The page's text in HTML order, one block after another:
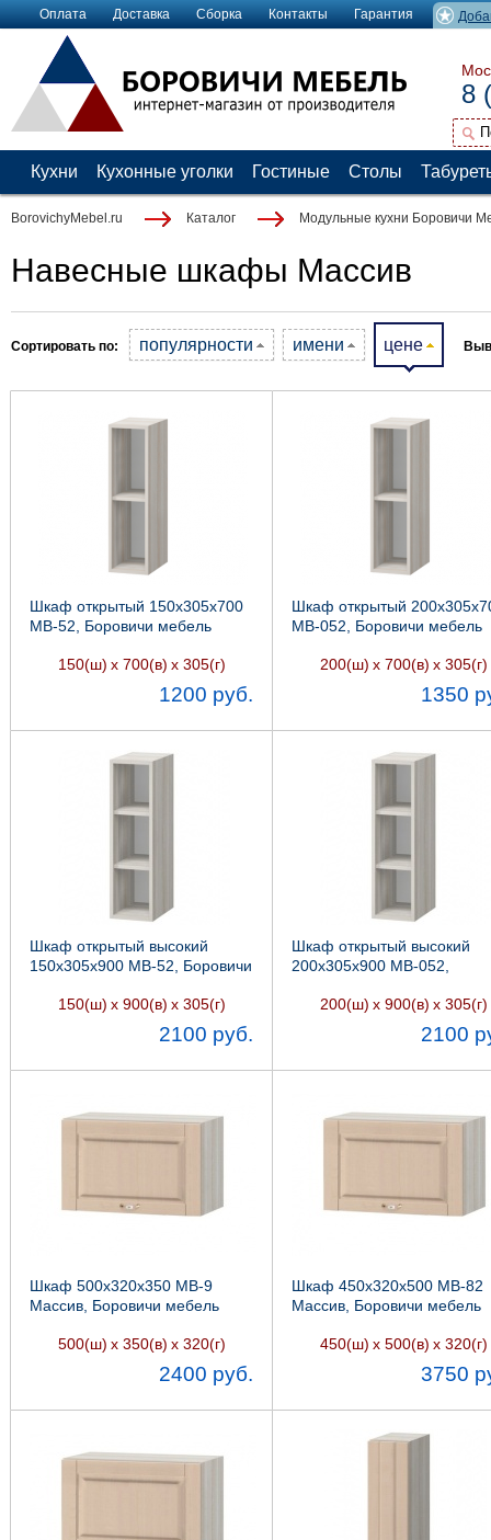
Оплата Доставка Сборка Контакты Гарантия
8
Кухни Кухонные уголки Гостиные Столы
BorovichyMebel.ru Каталог Модульные кухни Боровичи
Навесные шкафы Массив
Сортировать по: популярности имени цене
Шкаф открытый 150х305х700
МВ-52, Боровичи мебель
150(ш) х 700(в) х 305(г)
1200 руб.
Шкаф открытый
МВ-052, Боровичи мебель
200(ш) х 700(в) х 305(г)
1350
Шкаф открытый высокий
150х305х900 МВ-52, Боровичи
150(ш) х 900(в) х 305(г)
2100 руб.
Шкаф открытый высокий
200х305х900 МВ-052,
200(ш) х 900(в) х 305(г)
2100
Шкаф 500х320х350 МВ-9
Массив, Боровичи мебель
500(ш) х 350(в) х 320(г)
2400 руб.
Шкаф 450х320х500 МВ-82
Массив, Боровичи мебель
450(ш) х 500(в) х 320(г)
3750